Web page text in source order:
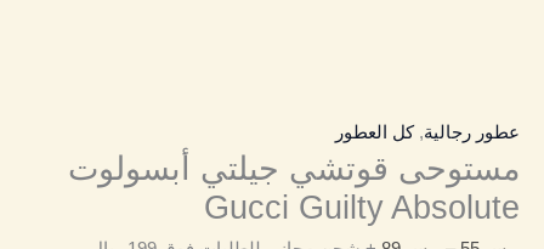
عطور رجالية,كل العطور
مستوحى قوتشي جيلتي أبسولوت
Gucci Guilty Absolute